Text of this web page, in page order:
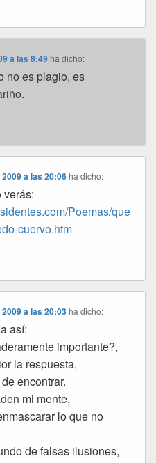
a las 8:49 ha dicho:
no es plagio, es
a las 20:06 ha dicho:
verás:
Poemas/que
cuervo.htm
a las 20:03 ha dicho:
así:
importante?,
la respuesta,
encontrar.
mi mente,
lo que no
de falsas ilusiones,